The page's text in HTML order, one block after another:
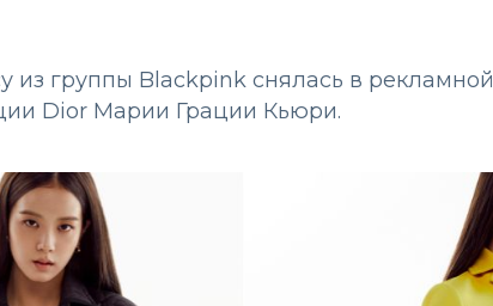
группы Blackpink снялась в рекламной
Dior Марии Грации Кьюри.